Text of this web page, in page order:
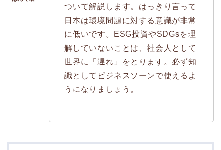
ついて解説します。はっきり言って
日本は環境問題に対する意識が非常
に低いです。ESG投資やSDGsを理
解していないことは、社会人として
世界に「遅れ」をとります。必ず知
識としてビジネスソーンで使えるよ
うになりましょう。